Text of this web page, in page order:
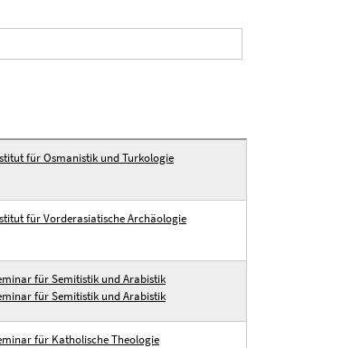
für Osmanistik und Turkologie
für Vorderasiatische Archäologie
für Semitistik und Arabistik
für Semitistik und Arabistik
für Katholische Theologie